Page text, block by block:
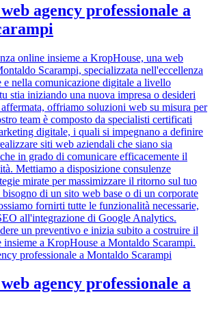
agency professionale a
online insieme a KropHouse, una web
Scarampi, specializzata nell'eccellenza
e nella comunicazione digitale a livello
stia iniziando una nuova impresa o desideri
offriamo soluzioni web su misura per
team è composto da specialisti certificati
digitale, i quali si impegnano a definire
siti web aziendali che siano sia
in grado di comunicare efficacemente il
Mettiamo a disposizione consulenze
mirate per massimizzare il ritorno sul tuo
di un sito web base o di un corporate
fornirti tutte le funzionalità necessarie,
all'integrazione di Google Analytics.
un preventivo e inizia subito a costruire il
insieme a KropHouse a Montaldo Scarampi.
professionale a Montaldo Scarampi
agency professionale a